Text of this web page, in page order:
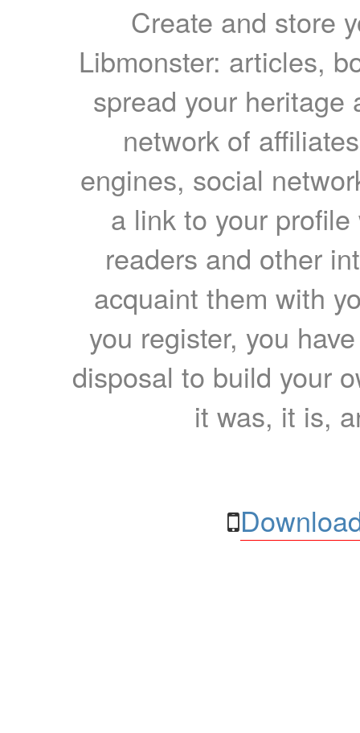
Create and store
Libmonster: articles,
spread your heritage
network of
engines, social
a link to your
readers and other
acquaint them with
you register, you
disposal to build your
it was, it is,